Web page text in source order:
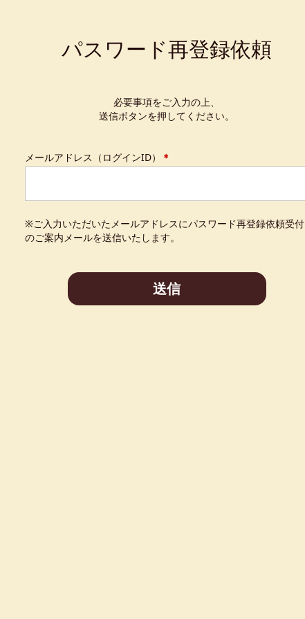
パスワード再登録依頼
必要事項をご入力の上、
送信ボタンを押してください。
メールアドレス（ログインID） ＊
※ご入力いただいたメールアドレスにパスワード再登録依頼受付
のご案内メールを送信いたします。